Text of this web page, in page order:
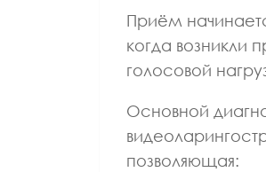
Приём
когда возникли
голосовой
Основной
позволяющая: